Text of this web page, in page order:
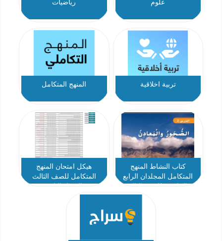
علوم رياضيات
تربية اخلاقية المنهج المتكامل
كتاب النشاط المنهج
المتكامل المجلدان الرابع
هيكل امتحان المنهج
المتكامل للصف الثالث